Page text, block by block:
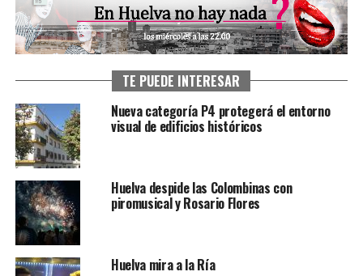
TE PUEDE INTERESAR
Nueva categoría P4 protegerá el entorno
visual de edificios históricos
Huelva despide las Colombinas con
piromusical y Rosario Flores
Huelva mira a la Ría